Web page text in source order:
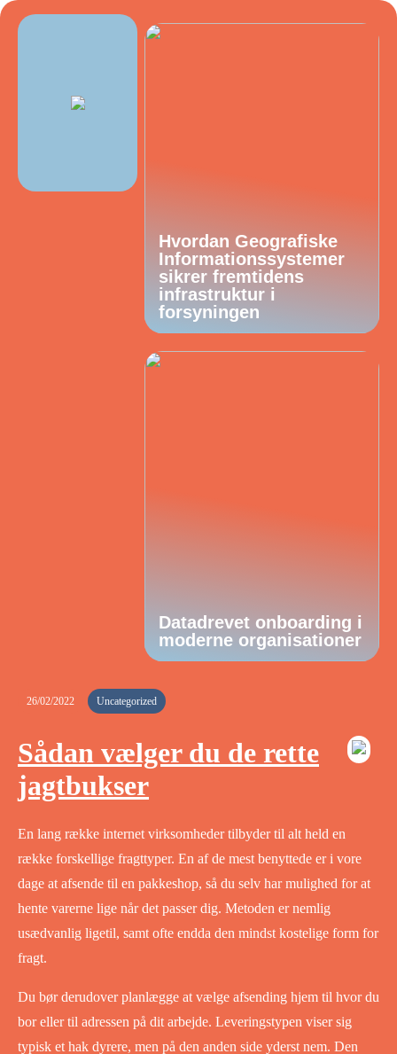
Hvordan Geografiske
Informationssystemer
sikrer fremtidens
infrastruktur i
forsyningen
Datadrevet onboarding i
moderne organisationer
26/02/2022 Uncategorized
Sådan vælger du de rette
jagtbukser
En lang række internet virksomheder tilbyder til alt held en
række forskellige fragttyper. En af de mest benyttede er i vore
dage at afsende til en pakkeshop, så du selv har mulighed for at
hente varerne lige når det passer dig. Metoden er nemlig
usædvanlig ligetil, samt ofte endda den mindst kostelige form for
fragt.
Du bør derudover planlægge at vælge afsending hjem til hvor du
bor eller til adressen på dit arbejde. Leveringstypen viser sig
typisk et hak dyrere, men på den anden side yderst nem. Den